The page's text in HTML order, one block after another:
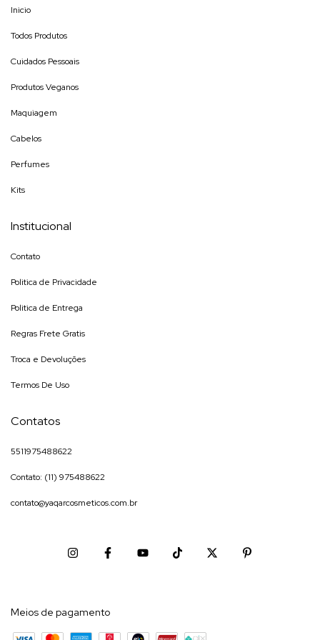
Inicio
Todos Produtos
Cuidados Pessoais
Produtos Veganos
Maquiagem
Cabelos
Perfumes
Kits
Institucional
Contato
Politica de Privacidade
Politica de Entrega
Regras Frete Gratis
Troca e Devoluções
Termos De Uso
Contatos
5511975488622
Contato: (11) 975488622
contato@yaqarcosmeticos.com.br
Meios de pagamento